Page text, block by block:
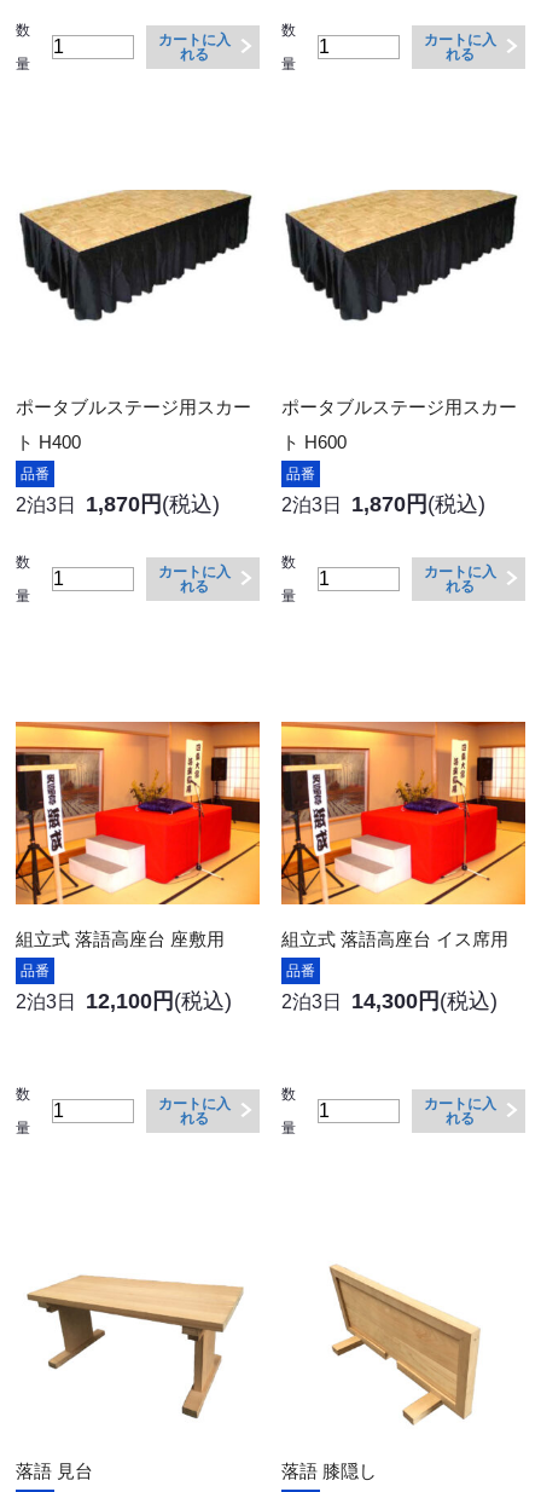
数
量
カートに入
れる
数
量
カートに入
れる
ポータブルステージ用スカー
ト H400
品番
2泊3日 1,870円 (税込)
数
量
カートに入
れる
ポータブルステージ用スカー
ト H600
品番
2泊3日 1,870円 (税込)
数
量
カートに入
れる
組立式 落語高座台 座敷用
品番
2泊3日 12,100円 (税込)
数
量
カートに入
れる
組立式 落語高座台 イス席用
品番
2泊3日 14,300円 (税込)
数
量
カートに入
れる
落語 見台 落語 膝隠し